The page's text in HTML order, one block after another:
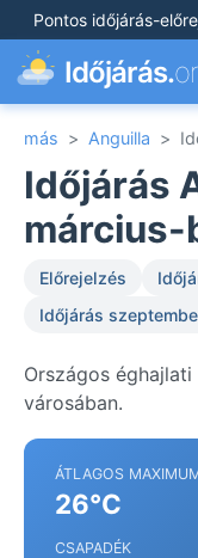
Pontos időjárás-
Időjárás.
más > Anguilla >
Időjárás
március-
Előrejelzés
Időjárás
Országos
városában.
ÁTLAGOS
26°C
CSAPADÉK